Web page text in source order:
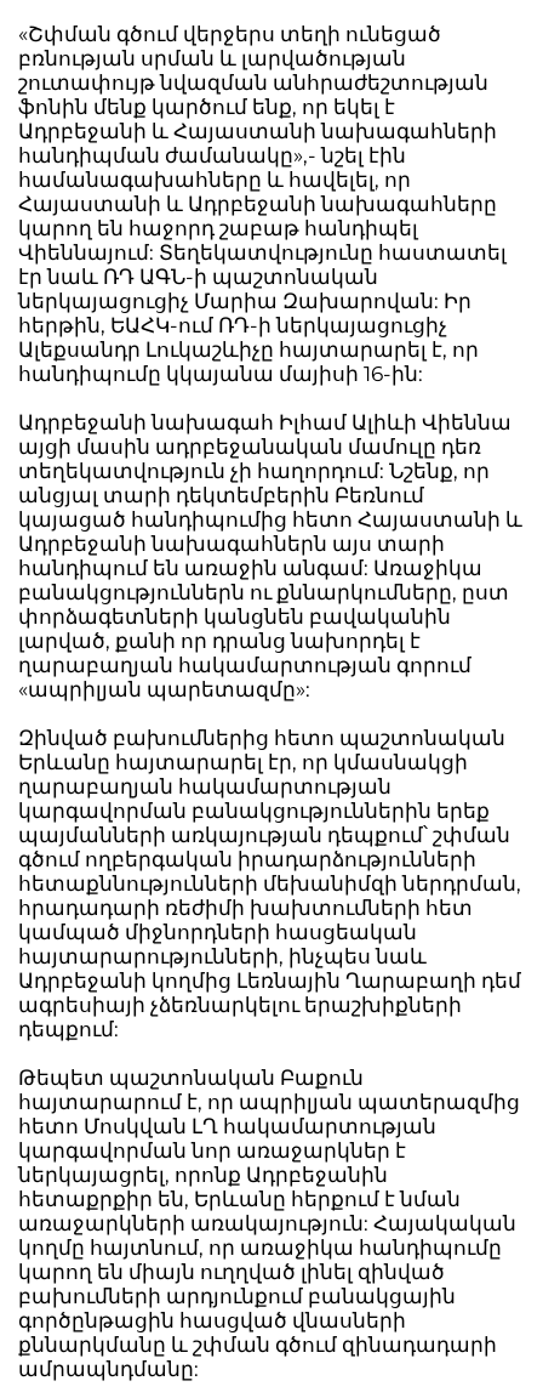
«Շփման գծում վերջերս տեղի ունեցած
բռնության սրման և լարվածության
շուտափույթ նվազման անհրաժեշտության
ֆոնին մենք կարծում ենք, որ եկել է
Ադրբեջանի և Հայաստանի նախագահների
հանդիպման ժամանակը»,- նշել էին
համանագախահները և հավելել, որ
Հայաստանի և Ադրբեջանի նախագահները
կարող են հաջորդ շաբաթ հանդիպել
Վիեննայում: Տեղեկատվությունը հաստատել
էր նաև ՌԴ ԱԳՆ-ի պաշտոնական
ներկայացուցիչ Մարիա Զախարովան: Իր
հերթին, ԵԱՀԿ-ում ՌԴ-ի ներկայացուցիչ
Ալեքսանդր Լուկաշևիչը հայտարարել է, որ
հանդիպումը կկայանա մայիսի 16-ին:
Ադրբեջանի նախագահ Իլհամ Ալիևի Վիեննա
այցի մասին ադրբեջանական մամուլը դեռ
տեղեկատվություն չի հաղորդում: Նշենք, որ
անցյալ տարի դեկտեմբերին Բեռնում
կայացած հանդիպումից հետո Հայաստանի և
Ադրբեջանի նախագահներն այս տարի
հանդիպում են առաջին անգամ: Առաջիկա
բանակցություններն ու քննարկումները, ըստ
փորձագետների կանցնեն բավականին
լարված, քանի որ դրանց նախորդել է
ղարաբաղյան հակամարտության գորում
«ապրիլյան պարետազմը»:
Զինված բախումներից հետո պաշտոնական
Երևանը հայտարարել էր, որ կմասնակցի
ղարաբաղյան հակամարտության
կարգավորման բանակցություններին երեք
պայմանների առկայության դեպքում՝ շփման
գծում ողբերգական իրադարձությունների
հետաքննությունների մեխանիմզի ներդրման,
հրադադարի ռեժիմի խախտումների հետ
կամպած միջնորդների հասցեական
հայտարարությունների, ինչպես նաև
Ադրբեջանի կողմից Լեռնային Ղարաբաղի դեմ
ագրեսիայի չձեռնարկելու երաշխիքների
դեպքում:
Թեպետ պաշտոնական Բաքուն
հայտարարում է, որ ապրիլյան պատերազմից
հետո Մոսկվան ԼՂ հակամարտության
կարգավորման նոր առաջարկներ է
ներկայացրել, որոնք Ադրբեջանին
հետաքրքիր են, Երևանը հերքում է նման
առաջարկների առակայություն: Հայակական
կողմը հայտնում, որ առաջիկա հանդիպումը
կարող են միայն ուղղված լինել զինված
բախումների արդյունքում բանակցային
գործընթացին հասցված վնասների
քննարկմանը և շփման գծում զինադադարի
ամրապնդմանը: